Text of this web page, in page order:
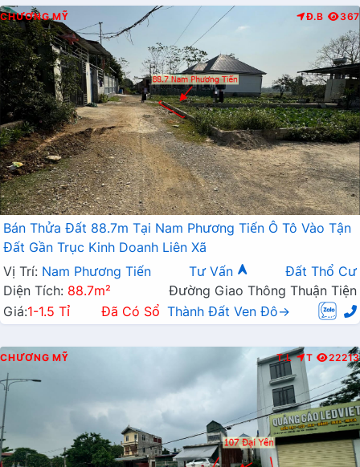
CHƯƠNG MỸ Đ.B 367
Bán Thửa Đất 88.7m Tại Nam Phương Tiến Ô Tô Vào Tận
Đất Gần Trục Kinh Doanh Liên Xã
Vị Trí: Nam Phương Tiến Tư Vấn
Đất Thổ Cư
Diện Tích: 88.7m²
Đường Giao Thông Thuận Tiện
Giá:1-1.5 Tỉ Đã Có Sổ Thành Đất Ven Đô→
CHƯƠNG MỸ T.L T 22213